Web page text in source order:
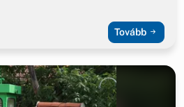
Tovább